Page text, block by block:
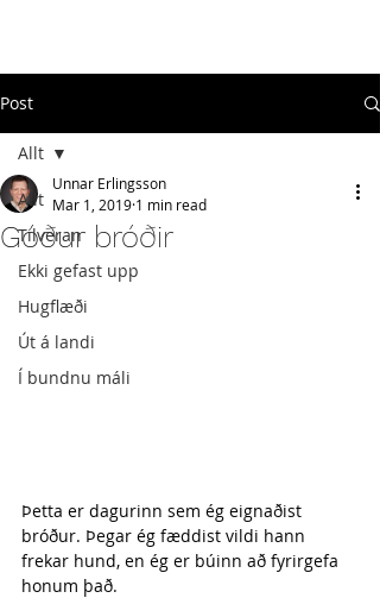
Post
Allt
Tilveran
Ekki gefast upp
Hugflæði
Út á landi
Í bundnu máli
Allt
Góður bróðir
Unnar Erlingsson
Mar 1, 2019 1 min read
Þetta er dagurinn sem ég eignaðist
bróður. Þegar ég fæddist vildi hann
frekar hund, en ég er búinn að fyrirgefa
honum það.